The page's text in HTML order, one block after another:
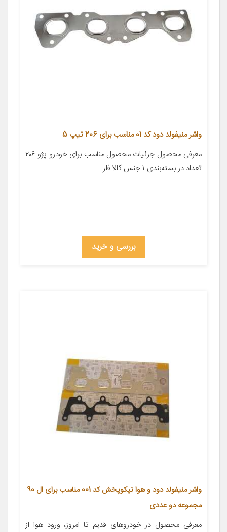
واشر منیفولد دود کد 01 مناسب برای 206 تیپ 5
معرفی محصول جزئیات محصول مناسب برای خودرو پژو ۲۰۶
تعداد در بسته‌بندی ۱ جنس کالا فلز
بررسی و خرید
واشر منیفولد دود و هوا نیکوپخش کد 001 مناسب برای ال 90
مجموعه دو عددی
معرفی محصول در خودروهای قدیم تا امروز، ورود هوا از